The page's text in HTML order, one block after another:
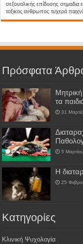
σεξουαλικής επίδοσης σημαδια
τοξικος ανθρωπος τυχερά
Πρόσφατα
τα
31
5
H
25
Kατηγορίες
Κλινική Ψυχολογία